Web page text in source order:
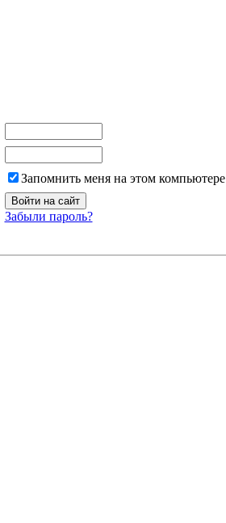
Запомнить меня на этом компьютере
Забыли пароль?